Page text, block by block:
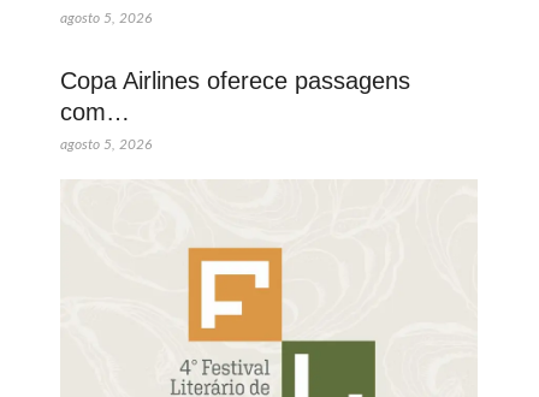
agosto 5, 2026
Copa Airlines oferece passagens
com…
agosto 5, 2026